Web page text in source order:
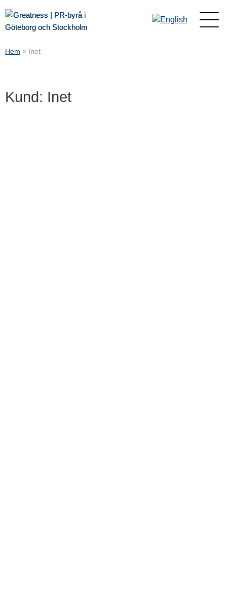
Hem > Inet
Kund: Inet